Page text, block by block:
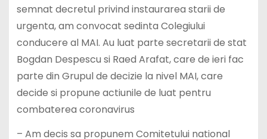
semnat decretul privind instaurarea starii de
urgenta, am convocat sedinta Colegiului
conducere al MAI. Au luat parte secretarii de stat
Bogdan Despescu si Raed Arafat, care de ieri fac
parte din Grupul de decizie la nivel MAI, care
decide si propune actiunile de luat pentru
combaterea coronavirus
– Am decis sa propunem Comitetului national